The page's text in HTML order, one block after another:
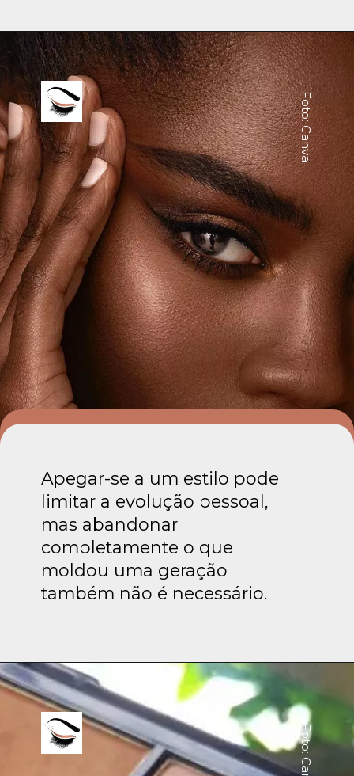
Apegar-se a um estilo pode
limitar a evolução pessoal,
mas abandonar
completamente o que
moldou uma geração
também não é necessário.
Foto: Canva
Foto: Canva